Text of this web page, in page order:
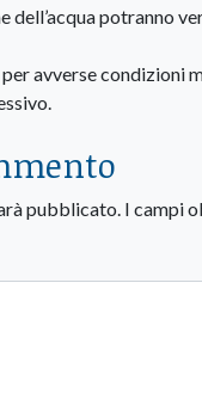
dell’acqua potranno
avverse condizioni
pubblicato. I campi